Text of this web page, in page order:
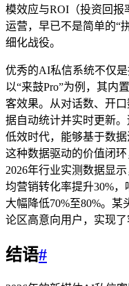
模效应与ROI（投资回报
运营，早已不是简单的“
细化战役。
优秀的AI私信系统不仅是
以“来鼓Pro”为例，其内
客效果。从对话数、开
据自动统计并实时更新
低效时代，能够基于数
这种数据驱动的价值闭
2026年行业实测数据显
均营销转化率提升30%
大幅降低70%至80%。
论区高意向用户，实现了
结语#